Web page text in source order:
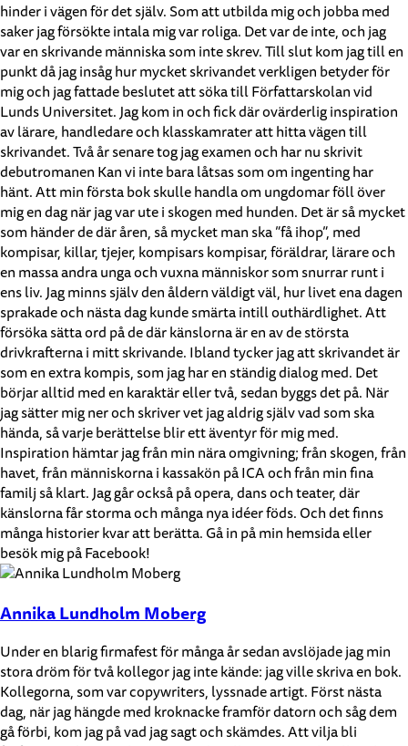
hinder i vägen för det själv. Som att utbilda mig och jobba med
saker jag försökte intala mig var roliga. Det var de inte, och jag
var en skrivande människa som inte skrev. Till slut kom jag till en
punkt då jag insåg hur mycket skrivandet verkligen betyder för
mig och jag fattade beslutet att söka till Författarskolan vid
Lunds Universitet. Jag kom in och fick där ovärderlig inspiration
av lärare, handledare och klasskamrater att hitta vägen till
skrivandet. Två år senare tog jag examen och har nu skrivit
debutromanen Kan vi inte bara låtsas som om ingenting har
hänt. Att min första bok skulle handla om ungdomar föll över
mig en dag när jag var ute i skogen med hunden. Det är så mycket
som händer de där åren, så mycket man ska ”få ihop”, med
kompisar, killar, tjejer, kompisars kompisar, föräldrar, lärare och
en massa andra unga och vuxna människor som snurrar runt i
ens liv. Jag minns själv den åldern väldigt väl, hur livet ena dagen
sprakade och nästa dag kunde smärta intill outhärdlighet. Att
försöka sätta ord på de där känslorna är en av de största
drivkrafterna i mitt skrivande. Ibland tycker jag att skrivandet är
som en extra kompis, som jag har en ständig dialog med. Det
börjar alltid med en karaktär eller två, sedan byggs det på. När
jag sätter mig ner och skriver vet jag aldrig själv vad som ska
hända, så varje berättelse blir ett äventyr för mig med.
Inspiration hämtar jag från min nära omgivning; från skogen, från
havet, från människorna i kassakön på ICA och från min fina
familj så klart. Jag går också på opera, dans och teater, där
känslorna får storma och många nya idéer föds. Och det finns
många historier kvar att berätta. Gå in på min hemsida eller
besök mig på Facebook!
Annika Lundholm Moberg
Under en blarig firmafest för många år sedan avslöjade jag min
stora dröm för två kollegor jag inte kände: jag ville skriva en bok.
Kollegorna, som var copywriters, lyssnade artigt. Först nästa
dag, när jag hängde med kroknacke framför datorn och såg dem
gå förbi, kom jag på vad jag sagt och skämdes. Att vilja bli